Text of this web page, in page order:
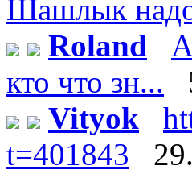
Шашлык
Roland
кто что зн...
Vityok
t=401843